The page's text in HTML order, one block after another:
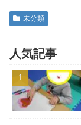
未分類
人気記事